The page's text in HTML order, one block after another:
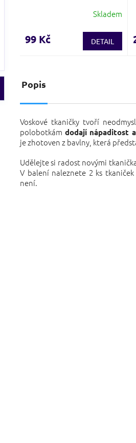
Skladem
99 Kč DETAIL
Popis
Voskové tkaničky tvoří
polobotkám dodají nápaditost
je zhotoven z bavlny, která
Udělejte si radost novými
V balení naleznete 2 ks
není.